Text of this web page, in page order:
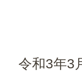
令和3年3